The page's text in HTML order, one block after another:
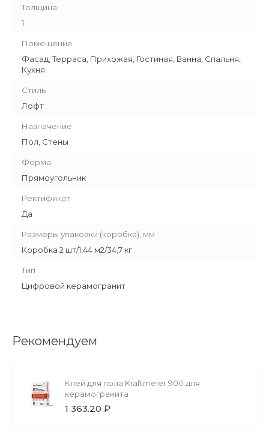
Толщина
1
Помещение
Фасад, Терраса, Прихожая, Гостиная, Ванна, Спальня,
Кухня
Стиль
Лофт
Назначение
Пол, Стены
Форма
Прямоугольник
Ректификат
Да
Размеры упаковки (коробка), мм
Коробка 2 шт/1,44 м2/34,7 кг
Тип
Цифровой керамогранит
Рекомендуем
Клей для пола Kraftmeier 900 для
керамогранита
1 363.20 ₽